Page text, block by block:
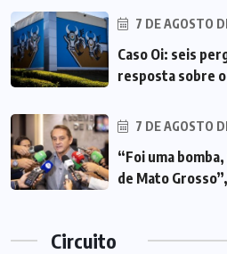
7 DE AGOSTO
Caso Oi: seis
resposta sobre
7 DE AGOSTO
“Foi uma
de Mato Grosso”,
Circuito